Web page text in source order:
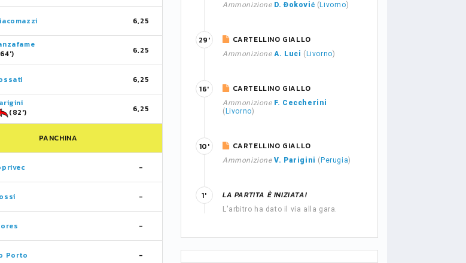
6,25
6,25
6,25
(82')
6,25
PANCHINA
-
-
-
Porto -
Ammonizione D. Đoković ( Livorno)
CARTELLINO GIALLO
Ammonizione A. Luci ( Livorno)
29'
CARTELLINO GIALLO
Ammonizione F. Ceccherini
( Livorno)
16'
CARTELLINO GIALLO
Ammonizione V. Parigini ( Perugia)
10'
LA PARTITA È INIZIATA!
L'arbitro ha dato il via alla gara.
1'